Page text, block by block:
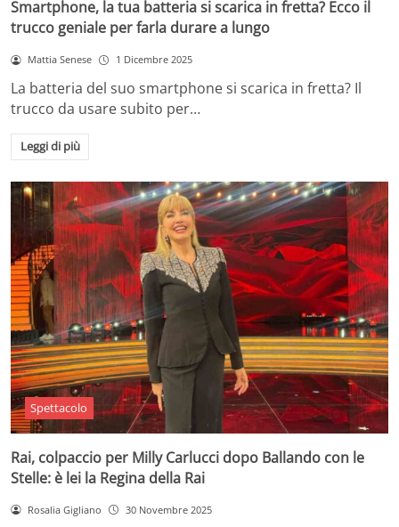
Smartphone, la tua batteria si scarica in fretta? Ecco il
trucco geniale per farla durare a lungo
Mattia Senese 1 Dicembre 2025
La batteria del suo smartphone si scarica in fretta? Il
trucco da usare subito per…
Leggi di più
Spettacolo
Rai, colpaccio per Milly Carlucci dopo Ballando con le
Stelle: è lei la Regina della Rai
Rosalia Gigliano 30 Novembre 2025